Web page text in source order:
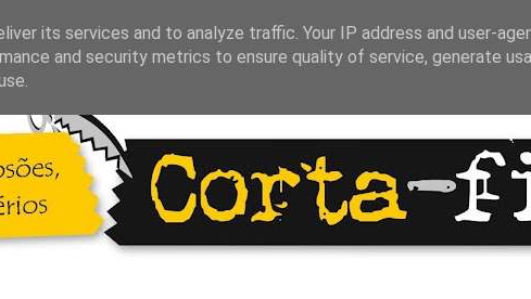
its services and to analyze traffic. Your IP address and user-
and security metrics to ensure quality of service, generate